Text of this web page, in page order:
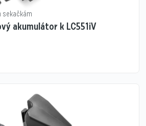
sekačkám
akumulátor k LC551iV